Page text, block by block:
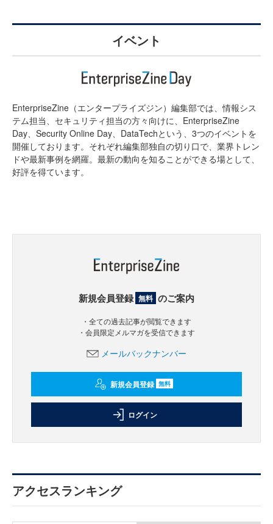
イベント
EnterpriseZine（エンタープライズジン）編集部では、情報シス
テム担当、セキュリティ担当の方々向けに、EnterpriseZine
Day、Security Online Day、DataTechという、3つのイベントを
開催しております。それぞれ編集部独自の切り口で、業界トレン
ドや最新事例を網羅。最新の動向を知ることができる場として、
好評を得ています。
新規会員登録 無料 のご案内
・全ての過去記事が閲覧できます
・会員限定メルマガを受信できます
メールバックナンバー
新規会員登録 無料
ログイン
アクセスランキング